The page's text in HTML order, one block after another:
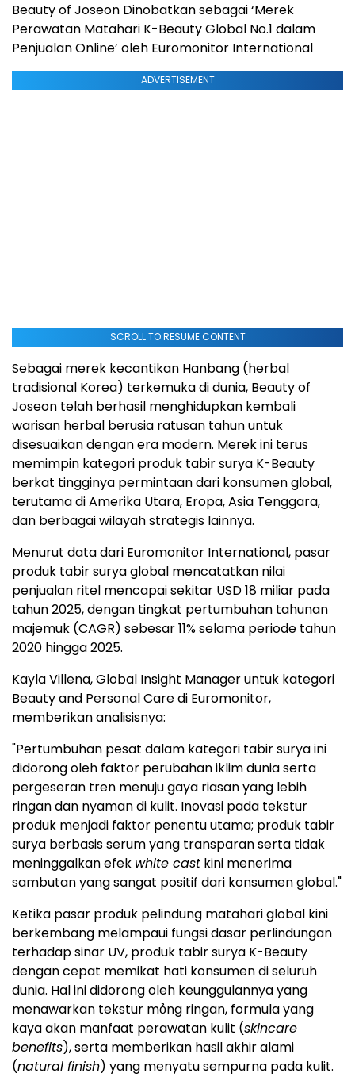
Beauty of Joseon Dinobatkan sebagai ‘Merek
Perawatan Matahari K-Beauty Global No.1 dalam
Penjualan Online’ oleh Euromonitor International
ADVERTISEMENT
SCROLL TO RESUME CONTENT
Sebagai merek kecantikan Hanbang (herbal
tradisional Korea) terkemuka di dunia, Beauty of
Joseon telah berhasil menghidupkan kembali
warisan herbal berusia ratusan tahun untuk
disesuaikan dengan era modern. Merek ini terus
memimpin kategori produk tabir surya K-Beauty
berkat tingginya permintaan dari konsumen global,
terutama di Amerika Utara, Eropa, Asia Tenggara,
dan berbagai wilayah strategis lainnya.
Menurut data dari Euromonitor International, pasar
produk tabir surya global mencatatkan nilai
penjualan ritel mencapai sekitar USD 18 miliar pada
tahun 2025, dengan tingkat pertumbuhan tahunan
majemuk (CAGR) sebesar 11% selama periode tahun
2020 hingga 2025.
Kayla Villena, Global Insight Manager untuk kategori
Beauty and Personal Care di Euromonitor,
memberikan analisisnya:
"Pertumbuhan pesat dalam kategori tabir surya ini
didorong oleh faktor perubahan iklim dunia serta
pergeseran tren menuju gaya riasan yang lebih
ringan dan nyaman di kulit. Inovasi pada tekstur
produk menjadi faktor penentu utama; produk tabir
surya berbasis serum yang transparan serta tidak
meninggalkan efek white cast kini menerima
sambutan yang sangat positif dari konsumen global."
Ketika pasar produk pelindung matahari global kini
berkembang melampaui fungsi dasar perlindungan
terhadap sinar UV, produk tabir surya K-Beauty
dengan cepat memikat hati konsumen di seluruh
dunia. Hal ini didorong oleh keunggulannya yang
menawarkan tekstur mỏng ringan, formula yang
kaya akan manfaat perawatan kulit (skincare
benefits), serta memberikan hasil akhir alami
(natural finish) yang menyatu sempurna pada kulit.